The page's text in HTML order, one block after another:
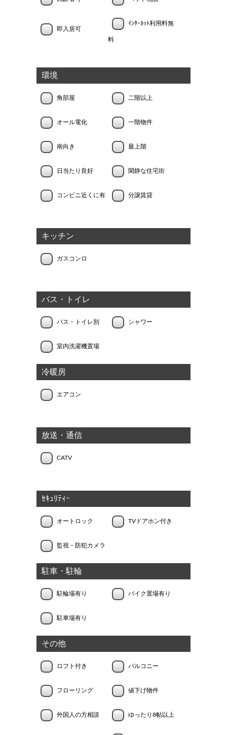
即入居可
ｲﾝﾀｰﾈｯﾄ利用料無
料
環境
角部屋 二階以上
オール電化 一階物件
南向き 最上階
日当たり良好 閑静な住宅街
コンビニ近くに有 分譲賃貸
キッチン
ガスコンロ
バス・トイレ
バス・トイレ別 シャワー
室内洗濯機置場
冷暖房
エアコン
放送・通信
CATV
ｾｷｭﾘﾃｨｰ
オートロック TVドアホン付き
監視・防犯カメラ
駐車・駐輪
駐輪場有り バイク置場有り
駐車場有り
その他
ロフト付き バルコニー
フローリング 値下げ物件
外国人の方相談 ゆったり8帖以上